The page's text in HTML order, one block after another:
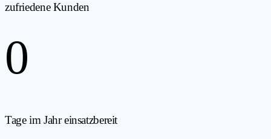
zufriedene Kunden
0
Tage im Jahr einsatzbereit